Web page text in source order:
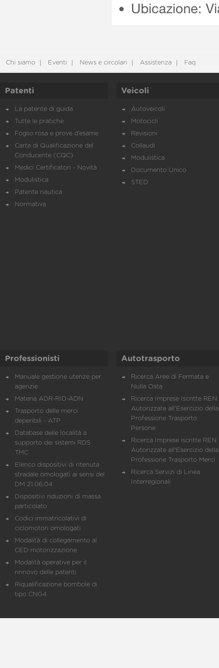
Ubicazione:
Chi siamo Eventi News e circolari Assistenza Faq
Patenti
La patente di guida
Tutte le pratiche
Foglio rosa e prove d’esame
Carta di Qualificazione del
Conducente (CQC)
Medici Certificatori - Novità
Modulistica
Patente nautica
Normativa
Veicoli
Autoveicoli
Motocicli
Revisioni
Collaudi
Modulistica
Documento Unico
STED
Professionisti
Manuale gestione utenze per
agenzie
Materia ADR-RID-ADN
Trasporto delle merci
deperibili - ATP
Database delle località a
supporto dei sistemi RDS
TMC
Elenco dispositivi di ritenuta
stradale omologati ai sensi del
DM 21.06.04
Dispositivi riduzioni di massa
particolato
Codici immatricolativi di
ciclomotori omologati
Modalità di collegamento al
CED motorizzazione
Modalità operative per il
rinnovo delle patenti
Riqualificazione bombole di
tipo CNG4
Autotrasporto
Ricerca Aree di Fermata e
Nulla Osta
Ricerca Imprese Iscritte REN
Autorizzate all'Esercizio della
Professione Trasporto
Persone
Ricerca Imprese iscritte REN
Autorizzate all'Esercizio della
Professione Trasporto Merci
Ricerca Servizi di Linea
Interregionali